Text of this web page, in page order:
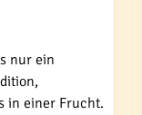
nur ein
in einer Frucht.